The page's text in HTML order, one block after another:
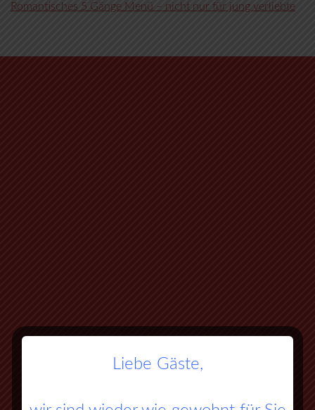
Romantisches 5 Gänge Menü – nicht nur für jung verliebte
Liebe Gäste,